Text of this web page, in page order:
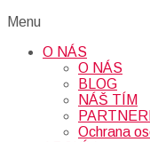
Menu
O NÁS
O NÁS
BLOG
NÁŠ TÍM
PARTNERI
Ochrana